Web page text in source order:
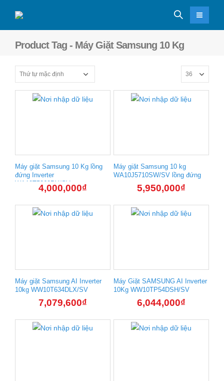
Product Tag - Máy Giặt Samsung 10 Kg
Máy giặt Samsung 10 Kg lồng
đứng Inverter
WA10T5260BY/SV
4,000,000₫
Máy giặt Samsung 10 kg
WA10J5710SW/SV lồng đứng
5,950,000₫
Máy giặt Samsung AI Inverter
10kg WW10T634DLX/SV
7,079,600₫
Máy Giặt SAMSUNG AI Inverter
10Kg WW10TP54DSH/SV
6,044,000₫